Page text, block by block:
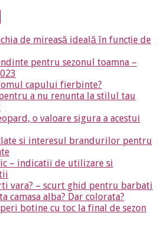
de mireasă ideală în funcție de
pentru sezonul toamna –
capului fierbinte?
a nu renunta la stilul tau
o valoare sigura a acestui
si interesul brandurilor pentru
– indicatii de utilizare si
vara? – scurt ghid pentru barbati
camasa alba? Dar colorata?
botine cu toc la final de sezon